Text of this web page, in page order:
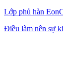
Lớp phủ hàn
Điều làm nên sự